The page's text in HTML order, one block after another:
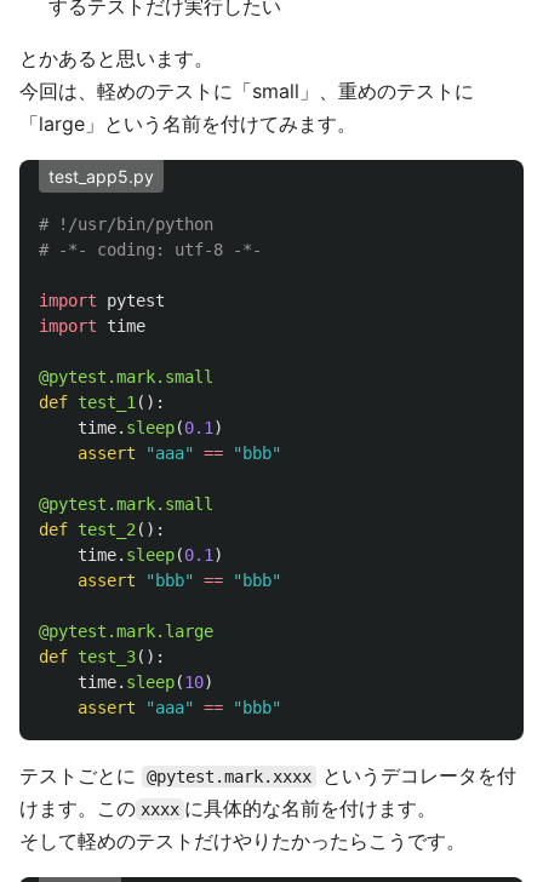
するテストだけ実行したい
とかあると思います。
今回は、軽めのテストに「small」、重めのテストに
「large」という名前を付けてみます。
test_app5.py
# !/usr/bin/python
import
pytest
import
time
@pytest.mark.small
def test_1 ():
time. sleep(0.1 )
assert
"aaa" == " bbb"
@pytest.mark.small
def test_2 ():
time. sleep(0.1 )
assert
" bbb" == " bbb"
@pytest.mark.large
def test_3():
time. sleep(10)
assert
"aaa" == " bbb"
テストごとに @pytest.mark.xxxx
というデコレータを付
けます。この xxxx に具体的な名前を付けます。
そして軽めのテストだけやりたかったらこうです。